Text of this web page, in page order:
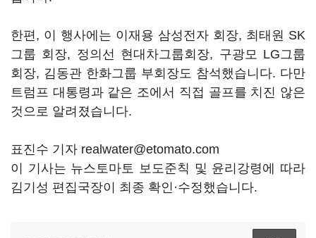
한편, 이 행사에는 이재용 삼성전자 회장, 최태원 SK
그룹 회장, 정의선 현대차그룹회장, 구광모 LG그룹
회장, 김동관 한화그룹 부회장도 참석했습니다. 다만
트럼프 대통령과 같은 조에서 직접 골프를 치진 않은
것으로 알려졌습니다.
표진수 기자 realwater@etomato.com
이 기사는 뉴스토마토 보도준칙 및 윤리강령에 따라
김기성 편집국장이 최종 확인·수정했습니다.